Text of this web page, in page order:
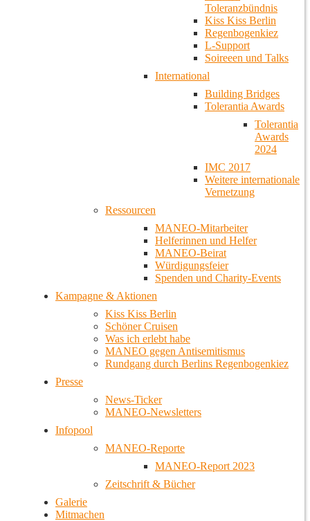
Toleranzbündnis
Kiss Kiss Berlin
Regenbogenkiez
L-Support
Soireeen und Talks
International
Building Bridges
Tolerantia Awards
Tolerantia
Awards
2024
IMC 2017
Weitere internationale
Vernetzung
Ressourcen
MANEO-Mitarbeiter
Helferinnen und Helfer
MANEO-Beirat
Würdigungsfeier
Spenden und Charity-Events
Kampagne & Aktionen
Kiss Kiss Berlin
Schöner Cruisen
Was ich erlebt habe
MANEO gegen Antisemitismus
Rundgang durch Berlins Regenbogenkiez
Presse
News-Ticker
MANEO-Newsletters
Infopool
MANEO-Reporte
MANEO-Report 2023
Zeitschrift & Bücher
Galerie
Mitmachen